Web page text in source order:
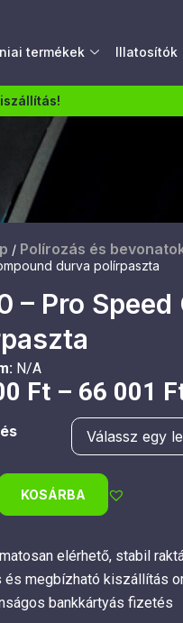
termékek Illatosítók
/ Polírozás és
durva polírpaszta
– Pro
N/A
Ft – 66 001
KOSÁRBA
elérhető, stabil
és megbízható kiszállítás
bankkártyás fizetés